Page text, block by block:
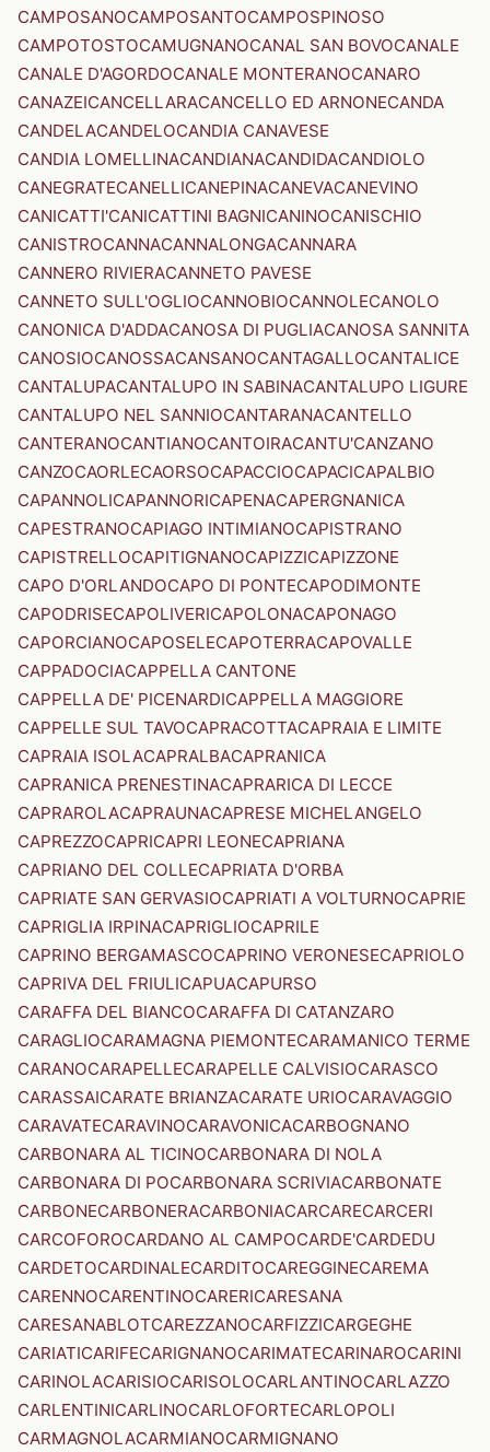
CAMPOSANOCAMPOSANTOCAMPOSPINOSO
CAMPOTOSTOCAMUGNANOCANAL SAN BOVOCANALE
CANALE D'AGORDOCANALE MONTERANOCANARO
CANAZEICANCELLARACANCELLO ED ARNONECANDA
CANDELACANDELOCANDIA CANAVESE
CANDIA LOMELLINACANDIANACANDIDACANDIOLO
CANEGRATECANELLICANEPINACANEVACANEVINO
CANICATTI'CANICATTINI BAGNICANINOCANISCHIO
CANISTROCANNACANNALONGACANNARA
CANNERO RIVIERACANNETO PAVESE
CANNETO SULL'OGLIOCANNOBIOCANNOLECANOLO
CANONICA D'ADDACANOSA DI PUGLIACANOSA SANNITA
CANOSIOCANOSSACANSANOCANTAGALLOCANTALICE
CANTALUPACANTALUPO IN SABINACANTALUPO LIGURE
CANTALUPO NEL SANNIOCANTARANACANTELLO
CANTERANOCANTIANOCANTOIRACANTU'CANZANO
CANZOCAORLECAORSOCAPACCIOCAPACICAPALBIO
CAPANNOLICAPANNORICAPENACAPERGNANICA
CAPESTRANOCAPIAGO INTIMIANOCAPISTRANO
CAPISTRELLOCAPITIGNANOCAPIZZICAPIZZONE
CAPO D'ORLANDOCAPO DI PONTECAPODIMONTE
CAPODRISECAPOLIVERICAPOLONACAPONAGO
CAPORCIANOCAPOSELECAPOTERRACAPOVALLE
CAPPADOCIACAPPELLA CANTONE
CAPPELLA DE' PICENARDICAPPELLA MAGGIORE
CAPPELLE SUL TAVOCAPRACOTTACAPRAIA E LIMITE
CAPRAIA ISOLACAPRALBACAPRANICA
CAPRANICA PRENESTINACAPRARICA DI LECCE
CAPRAROLACAPRAUNACAPRESE MICHELANGELO
CAPREZZOCAPRICAPRI LEONECAPRIANA
CAPRIANO DEL COLLECAPRIATA D'ORBA
CAPRIATE SAN GERVASIOCAPRIATI A VOLTURNOCAPRIE
CAPRIGLIA IRPINACAPRIGLIOCAPRILE
CAPRINO BERGAMASCOCAPRINO VERONESECAPRIOLO
CAPRIVA DEL FRIULICAPUACAPURSO
CARAFFA DEL BIANCOCARAFFA DI CATANZARO
CARAGLIOCARAMAGNA PIEMONTECARAMANICO TERME
CARANOCARAPELLECARAPELLE CALVISIOCARASCO
CARASSAICARATE BRIANZACARATE URIOCARAVAGGIO
CARAVATECARAVINOCARAVONICACARBOGNANO
CARBONARA AL TICINOCARBONARA DI NOLA
CARBONARA DI POCARBONARA SCRIVIACARBONATE
CARBONECARBONERACARBONIACARCARECARCERI
CARCOFOROCARDANO AL CAMPOCARDE'CARDEDU
CARDETOCARDINALECARDITOCAREGGINECAREMA
CARENNOCARENTINOCARERICARESANA
CARESANABLOTCAREZZANOCARFIZZICARGEGHE
CARIATICARIFECARIGNANOCARIMATECARINAROCARINI
CARINOLACARISIOCARISOLOCARLANTINOCARLAZZO
CARLENTINICARLINOCARLOFORTECARLOPOLI
CARMAGNOLACARMIANOCARMIGNANO